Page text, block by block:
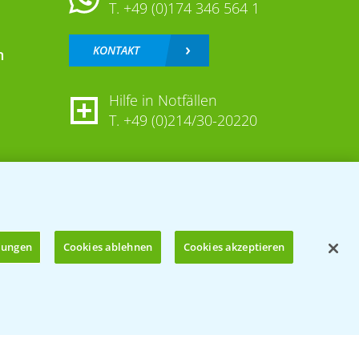
T. +49 (0)174 346 564 1
KONTAKT
Hilfe in Notfällen
T. +49 (0)214/30-20220
Cookies ablehnen Cookies akzeptieren